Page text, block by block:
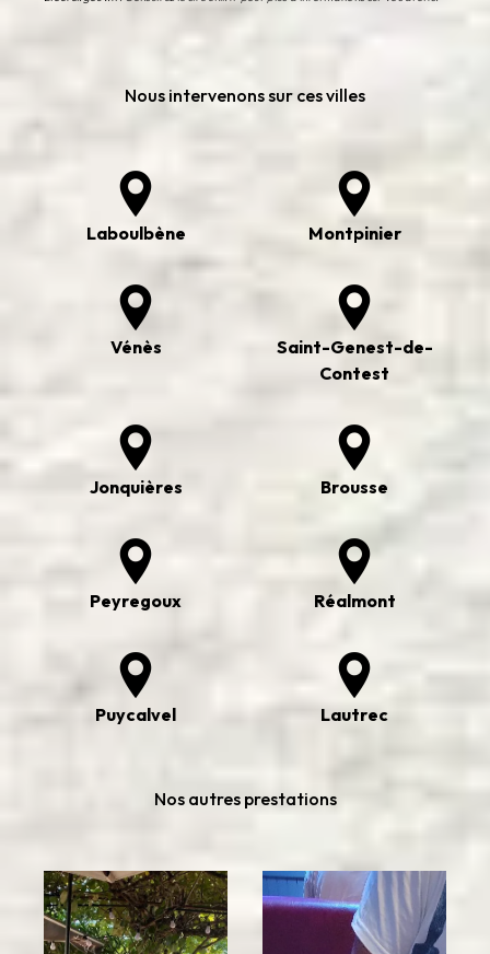
Nous intervenons sur ces villes
Laboulbène Montpinier
Vénès
Saint-Genest-de-
Contest
Jonquières Brousse
Peyregoux Réalmont
Puycalvel Lautrec
Nos autres prestations